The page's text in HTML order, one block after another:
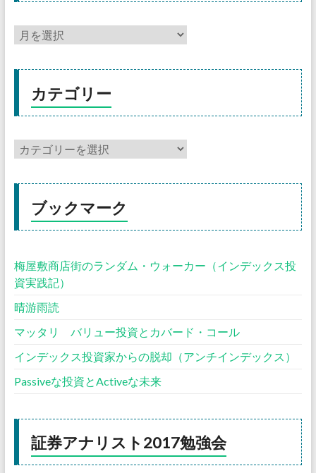
カテゴリー
ブックマーク
梅屋敷商店街のランダム・ウォーカー（インデックス投
資実践記）
晴游雨読
マッタリ バリュー投資とカバード・コール
インデックス投資家からの脱却（アンチインデックス）
Passiveな投資とActiveな未来
証券アナリスト2017勉強会